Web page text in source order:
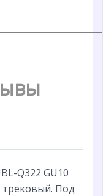
Q322 GU10
Под